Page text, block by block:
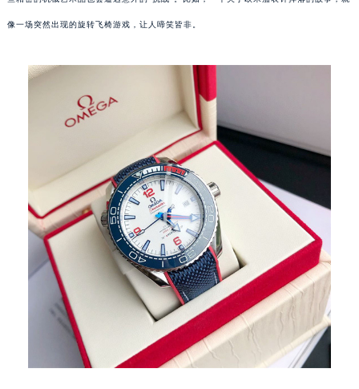
像一场突然出现的旋转飞椅游戏，让人啼笑皆非。